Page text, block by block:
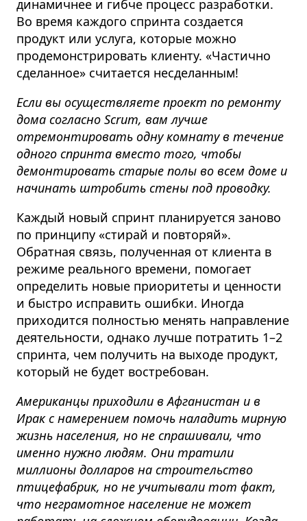
динамичнее и гибче процесс разработки.
Во время каждого спринта создается
продукт или услуга, которые можно
продемонстрировать клиенту. «Частично
сделанное» считается несделанным!
Если вы осуществляете проект по ремонту
дома согласно Scrum, вам лучше
отремонтировать одну комнату в течение
одного спринта вместо того, чтобы
демонтировать старые полы во всем доме и
начинать штробить стены под проводку.
Каждый новый спринт планируется заново
по принципу «стирай и повторяй».
Обратная связь, полученная от клиента в
режиме реального времени, помогает
определить новые приоритеты и ценности
и быстро исправить ошибки. Иногда
приходится полностью менять направление
деятельности, однако лучше потратить 1–2
спринта, чем получить на выходе продукт,
который не будет востребован.
Американцы приходили в Афганистан и в
Ирак с намерением помочь наладить мирную
жизнь населения, но не спрашивали, что
именно нужно людям. Они тратили
миллионы долларов на строительство
птицефабрик, но не учитывали тот факт,
что неграмотное население не может